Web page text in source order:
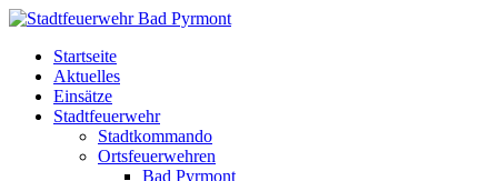
Startseite
Aktuelles
Einsätze
Stadtfeuerwehr
Stadtkommando
Ortsfeuerwehren
Bad Pyrmont